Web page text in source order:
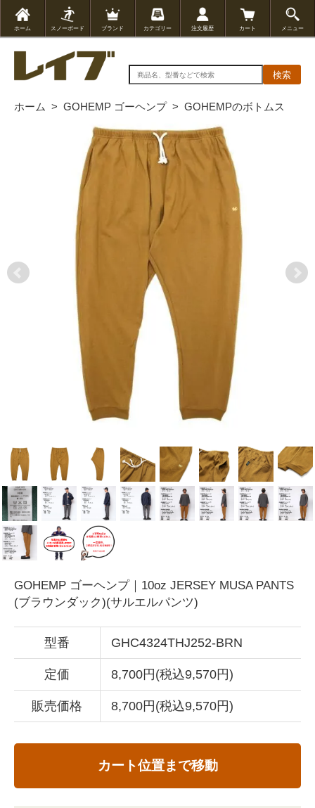
ホーム スノーボード ブランド カテゴリー 注文履歴 カート メニュー
検索
ホーム > GOHEMP ゴーヘンプ> GOHEMPのボトムス
GOHEMP ゴーヘンプ｜10oz JERSEY MUSA PANTS
(ブラウンダック)(サルエルパンツ)
型番 GHC4324THJ252-BRN
定価 8,700円(税込9,570円)
販売価格 8,700円(税込9,570円)
カート位置まで移動